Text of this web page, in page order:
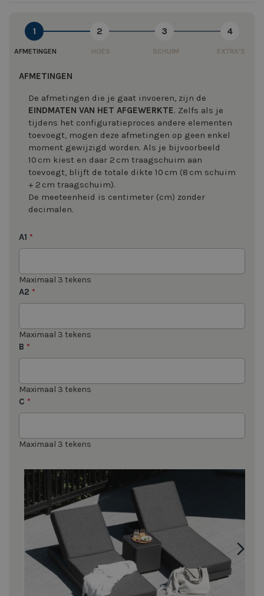
1
AFMETINGEN
2
HOES
3
SCHUIM
4
EXTRA'S
AFMETINGEN
De afmetingen die je gaat invoeren, zijn de
EINDMATEN VAN HET AFGEWERKTE. Zelfs als je
tijdens het configuratieproces andere elementen
toevoegt, mogen deze afmetingen op geen enkel
moment gewijzigd worden. Als je bijvoorbeeld
10 cm kiest en daar 2 cm traagschuim aan
toevoegt, blijft de totale dikte 10 cm (8 cm schuim
+ 2 cm traagschuim).
De meeteenheid is centimeter (cm) zonder
decimalen.
A1 *
Maximaal 3 tekens
A2 *
Maximaal 3 tekens
B *
Maximaal 3 tekens
C *
Maximaal 3 tekens